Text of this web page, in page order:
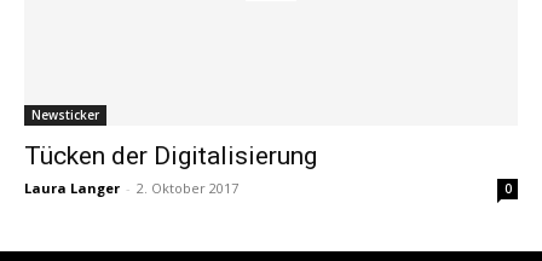
Newsticker
Tücken der Digitalisierung
Laura Langer - 2. Oktober 2017 0